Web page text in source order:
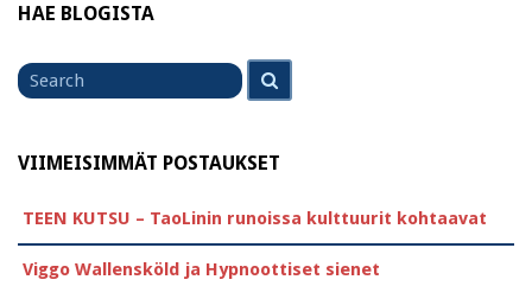
HAE BLOGISTA
for
VIIMEISIMMÄT POSTAUKSET
TEEN KUTSU – TaoLinin runoissa kulttuurit kohtaavat
Viggo Wallensköld ja Hypnoottiset sienet